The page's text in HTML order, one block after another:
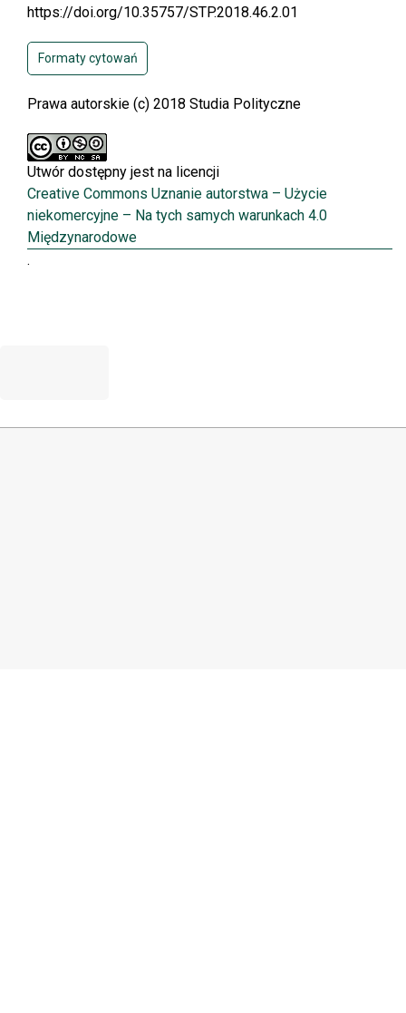
https://doi.org/10.35757/STP.2018.46.2.01
Formaty cytowań
Prawa autorskie (c) 2018 Studia Polityczne
Utwór dostępny jest na licencji
Creative Commons Uznanie autorstwa – Użycie
niekomercyjne – Na tych samych warunkach 4.0
Międzynarodowe
.